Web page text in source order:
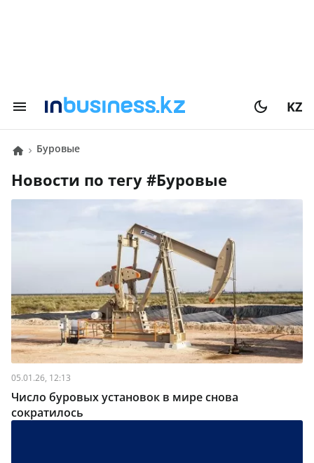
KZ
буровые
Новости по тегу # буровые
05.01.26, 12:13
Число буровых установок в мире снова
сократилось